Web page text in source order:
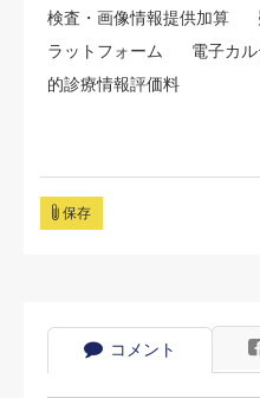
検査・画像情報提供加算
ラットフォーム
電子カ
的診療情報評価料
保存
コメント